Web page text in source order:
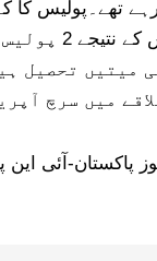
پر
میتیں تحصیل
میں سرچ
پاکستان-آئی این